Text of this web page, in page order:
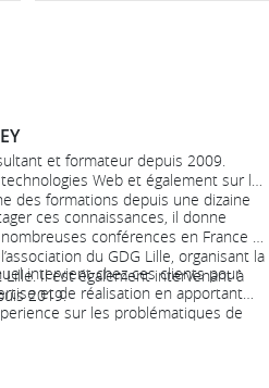
et formateur depuis 2009.
Web et également sur la
des formations depuis une dizaine
ces connaissances, il donne
conférences en France et
du GDG Lille, organisant la
Il est également intervenant à
2019.
intervient chez ces clients pour
et de réalisation en apportant
sur les problématiques de